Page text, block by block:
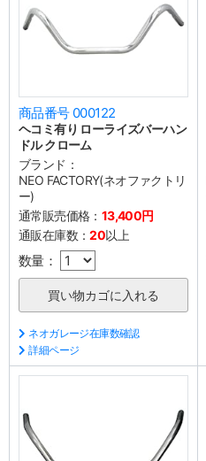
商品番号 000122
ヘコミ有り ローライズバーハン
ドル クローム
ブランド：
NEO FACTORY(ネオファクトリ
ー)
通常販売価格： 13,400円
通販在庫数：20以上
数量：
ネオガレージ在庫数確認
詳細ページ